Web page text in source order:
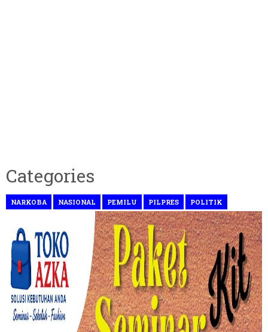
Categories
NARKOBA NASIONAL PEMILU PILPRES POLITIK